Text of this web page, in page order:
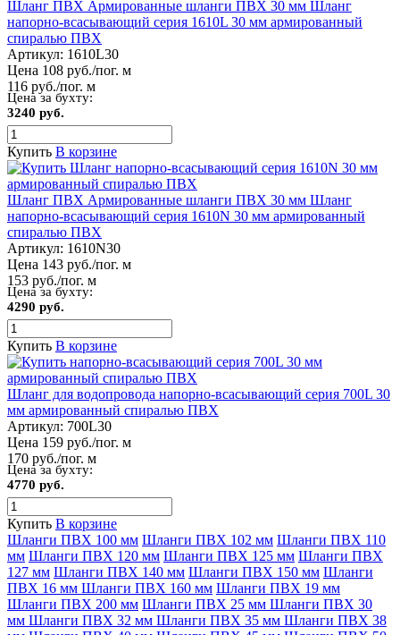
Шланг ПВХ Армированные шланги ПВХ 30 мм Шланг
напорно-всасывающий серия 1610L 30 мм армированный
спиралью ПВХ
Артикул: 1610L30
Цена 108 руб./пог. м
116 руб./пог. м
Цена за бухту:
3240 руб.
Купить В корзине
Шланг ПВХ Армированные шланги ПВХ 30 мм Шланг
напорно-всасывающий серия 1610N 30 мм армированный
спиралью ПВХ
Артикул: 1610N30
Цена 143 руб./пог. м
153 руб./пог. м
Цена за бухту:
4290 руб.
Купить В корзине
Шланг для водопровода напорно-всасывающий серия 700L 30
мм армированный спиралью ПВХ
Артикул: 700L30
Цена 159 руб./пог. м
170 руб./пог. м
Цена за бухту:
4770 руб.
Купить В корзине
Шланги ПВХ 100 мм Шланги ПВХ 102 мм Шланги ПВХ 110
мм Шланги ПВХ 120 мм Шланги ПВХ 125 мм Шланги ПВХ
127 мм Шланги ПВХ 140 мм Шланги ПВХ 150 мм Шланги
ПВХ 16 мм Шланги ПВХ 160 мм Шланги ПВХ 19 мм
Шланги ПВХ 200 мм Шланги ПВХ 25 мм Шланги ПВХ 30
мм Шланги ПВХ 32 мм Шланги ПВХ 35 мм Шланги ПВХ 38